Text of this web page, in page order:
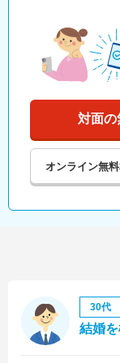
対面の
オンライン無
30代
結婚